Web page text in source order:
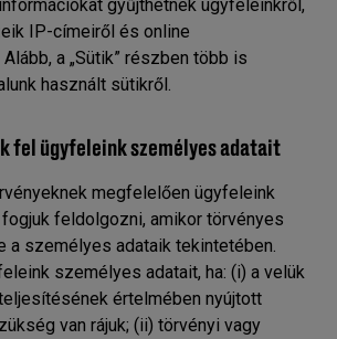
gyűjthetnek ügyfeleinkről,
IP-címeiről és online
a „Sütik” részben több is
használt sütikről.
fel ügyfeleink személyes adatait
megfelelően ügyfeleink
feldolgozni, amikor törvényes
a személyes adataik tekintetében.
személyes adatait, ha: (i) a velük
értelmében nyújtott
van rájuk; (ii) törvényi vagy